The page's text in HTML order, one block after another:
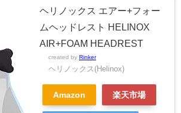
ヘリノックス エアー+フォー
ムヘッドレスト HELINOX
AIR+FOAM HEADREST
created by Rinker
ヘリノックス(Helinox)
Amazon 楽天市場